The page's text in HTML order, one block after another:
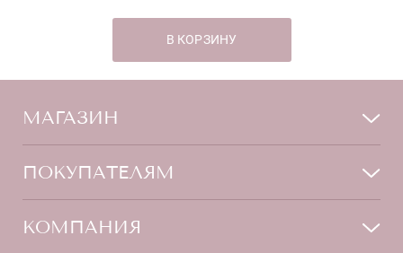
В КОРЗИНУ
МАГАЗИН
Лицо
ПОКУПАТЕЛЯМ
Способы оплаты
КОМПАНИЯ